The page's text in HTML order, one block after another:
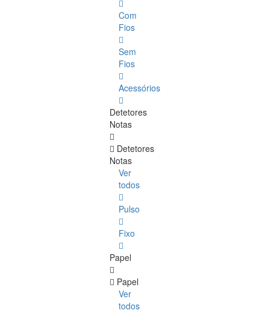
Com
Fios
Sem
Fios
Acessórios
Detetores
Notas
Detetores
Notas
Ver
todos
Pulso
Fixo
Papel
Papel
Ver
todos